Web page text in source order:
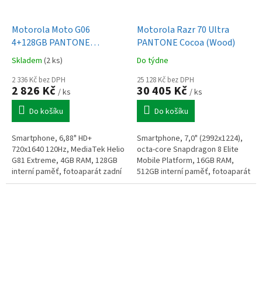
Motorola Moto G06
4+128GB PANTONE
Arabesque
Skladem (2 ks)
2 336 Kč bez DPH
2 826 Kč / ks
Do košíku
Smartphone, 6,88" HD+
720x1640 120Hz, MediaTek Helio
G81 Extreme, 4GB RAM, 128GB
interní paměť, fotoaparát zadní
50MPx, přední 8MPx, GPS,
Motorola Razr 70 Ultra
PANTONE Cocoa (Wood)
Do týdne
25 128 Kč bez DPH
30 405 Kč / ks
Do košíku
Smartphone, 7,0" (2992x1224),
octa-core Snapdragon 8 Elite
Mobile Platform, 16GB RAM,
512GB interní paměť, fotoaparát
zadní 50+50MPx, přední 50MPx,